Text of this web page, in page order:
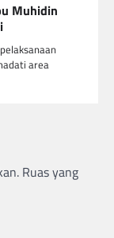
Muhidin
area
Ruas yang